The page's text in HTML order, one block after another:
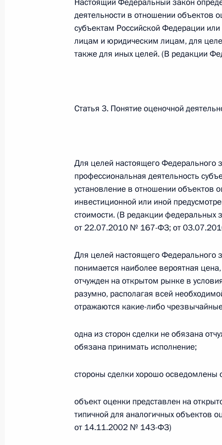
Министров Киргизской Республики о
по вопросам внутренних дел и миграции
26 июля 2026 года
Федерального закона «Об обеспечении
Федеральный закон от
О внесении изменений в Кодекс
26 июля 2026 года
О внесении изменения в статью 6
26 июля 2026 года
О внесении изменений в статью 9.21
правонарушениях
Федеральный закон от
О ратификации Соглашения между
деятельности в отношении объектов
субъектам Российской Федерации
лицам и юридическим лицам, для
также для иных целей. (В редакции
Статья 3. Понятие оценочной
Для целей настоящего Федерального
профессиональная деятельность
установление в отношении объектов
инвестиционной или иной
стоимости. (В редакции
от 22.07.2010 № 167-ФЗ; от
Для целей настоящего Федерального
понимается наиболее вероятная
отчужден на открытом рынке в
разумно, располагая всей
отражаются какие-либо
одна из сторон сделки не обязана
обязана принимать исполнение;
стороны сделки хорошо осведомлены
объект оценки представлен на
типичной для аналогичных объектов
от 14.11.2002 № 143-ФЗ)